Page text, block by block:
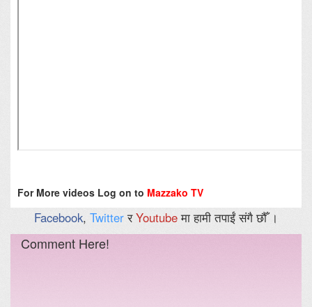
For More videos Log on to Mazzako TV
Facebook, TwitterरYoutubeमा हामी तपाईं संगै छौँ ।
Comment Here!